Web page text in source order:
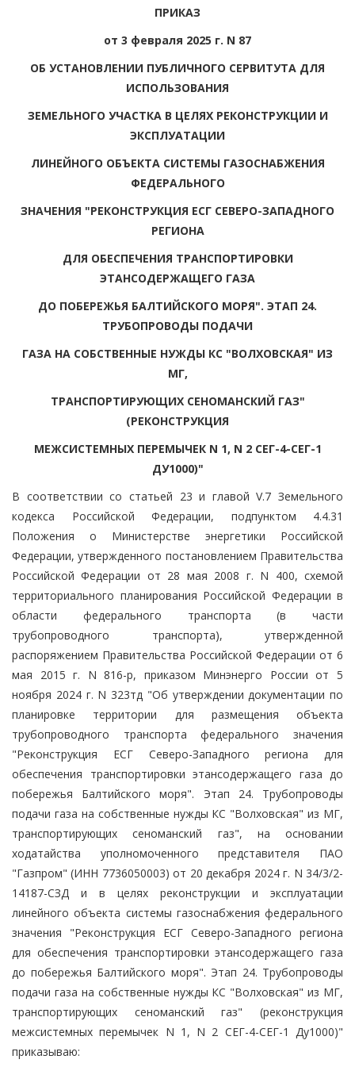
ПРИКАЗ
от 3 февраля 2025 г. N 87
ОБ УСТАНОВЛЕНИИ ПУБЛИЧНОГО СЕРВИТУТА ДЛЯ
ИСПОЛЬЗОВАНИЯ
ЗЕМЕЛЬНОГО УЧАСТКА В ЦЕЛЯХ РЕКОНСТРУКЦИИ И
ЭКСПЛУАТАЦИИ
ЛИНЕЙНОГО ОБЪЕКТА СИСТЕМЫ ГАЗОСНАБЖЕНИЯ
ФЕДЕРАЛЬНОГО
ЗНАЧЕНИЯ "РЕКОНСТРУКЦИЯ ЕСГ СЕВЕРО-ЗАПАДНОГО
РЕГИОНА
ДЛЯ ОБЕСПЕЧЕНИЯ ТРАНСПОРТИРОВКИ
ЭТАНСОДЕРЖАЩЕГО ГАЗА
ДО ПОБЕРЕЖЬЯ БАЛТИЙСКОГО МОРЯ". ЭТАП 24.
ТРУБОПРОВОДЫ ПОДАЧИ
ГАЗА НА СОБСТВЕННЫЕ НУЖДЫ КС "ВОЛХОВСКАЯ" ИЗ
МГ,
ТРАНСПОРТИРУЮЩИХ СЕНОМАНСКИЙ ГАЗ"
(РЕКОНСТРУКЦИЯ
МЕЖСИСТЕМНЫХ ПЕРЕМЫЧЕК N 1, N 2 СЕГ-4-СЕГ-1
ДУ1000)"
В соответствии со статьей 23 и главой V.7 Земельного
кодекса Российской Федерации, подпунктом 4.4.31
Положения о Министерстве энергетики Российской
Федерации, утвержденного постановлением Правительства
Российской Федерации от 28 мая 2008 г. N 400, схемой
территориального планирования Российской Федерации в
области федерального транспорта (в части
трубопроводного транспорта), утвержденной
распоряжением Правительства Российской Федерации от 6
мая 2015 г. N 816-р, приказом Минэнерго России от 5
ноября 2024 г. N 323тд "Об утверждении документации по
планировке территории для размещения объекта
трубопроводного транспорта федерального значения
"Реконструкция ЕСГ Северо-Западного региона для
обеспечения транспортировки этансодержащего газа до
побережья Балтийского моря". Этап 24. Трубопроводы
подачи газа на собственные нужды КС "Волховская" из МГ,
транспортирующих сеноманский газ", на основании
ходатайства уполномоченного представителя ПАО
"Газпром" (ИНН 7736050003) от 20 декабря 2024 г. N 34/3/2-
14187-СЗД и в целях реконструкции и эксплуатации
линейного объекта системы газоснабжения федерального
значения "Реконструкция ЕСГ Северо-Западного региона
для обеспечения транспортировки этансодержащего газа
до побережья Балтийского моря". Этап 24. Трубопроводы
подачи газа на собственные нужды КС "Волховская" из МГ,
транспортирующих сеноманский газ" (реконструкция
межсистемных перемычек N 1, N 2 СЕГ-4-СЕГ-1 Ду1000)"
приказываю: